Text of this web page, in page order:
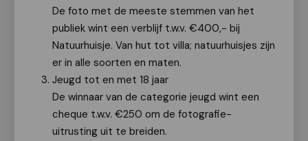
De foto met de meeste stemmen van het
publiek wint een verblijf t.w.v. €400,- bij
Natuurhuisje. Van hut tot villa; natuurhuisjes zijn
er in alle soorten en maten.
Jeugd tot en met 18 jaar
De winnaar van de categorie jeugd wint een
cheque t.w.v. €250 om de fotografie-
uitrusting uit te breiden.